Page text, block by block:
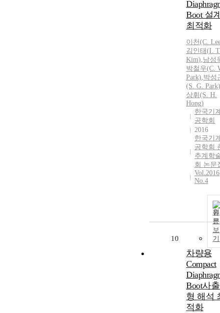
Boot 설
최적화
이천(C.
김인태 (I.
Kim),남성
박철우(C.
Park),박성
(S. G. Park)
상휘(S. H.
Hong)
한국기
공학회
2016
한국기
공학회
추계학
회 논문
Vol.2016
No.4
원
문
보
기
10
차량용
Compact
Boot사
형 해석
적화